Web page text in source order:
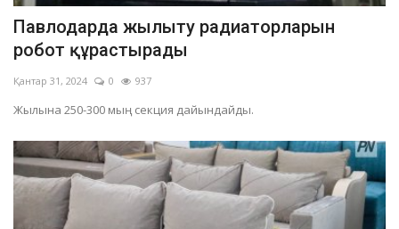
Павлодарда жылыту радиаторларын
робот құрастырады
Қантар 31, 2024 0 937
Жылына 250-300 мың секция дайындайды.